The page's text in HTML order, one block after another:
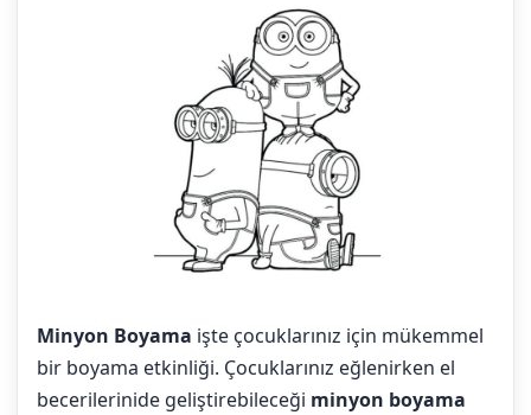
Minyon Boyama işte çocuklarınız için mükemmel
bir boyama etkinliği. Çocuklarınız eğlenirken el
becerilerinide geliştirebileceği minyon boyama